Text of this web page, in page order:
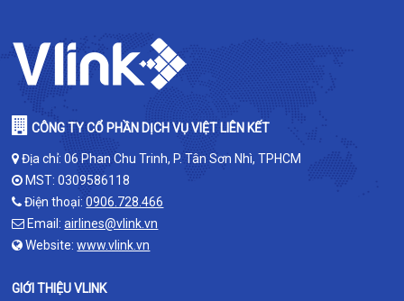
CÔNG TY CỔ PHẦN DỊCH VỤ VIỆT LIÊN KẾT
Địa chỉ: 06 Phan Chu Trinh, P. Tân Sơn Nhì, TPHCM
MST: 0309586118
Điện thoại:0906.728.466
Email:airlines@vlink.vn
Website:www.vlink.vn
GIỚI THIỆU VLINK